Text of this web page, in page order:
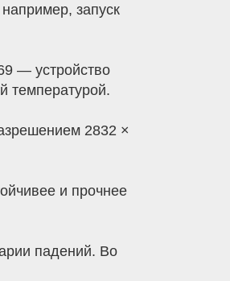
запуск
— устройство
температурой.
2832 ×
и прочнее
падений. Во